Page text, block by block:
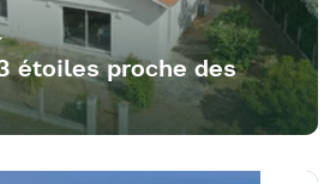
étoiles proche des